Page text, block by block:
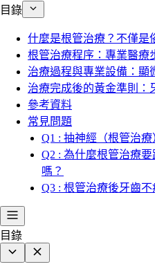
目錄
什麼是根管治療？不僅是
根管治療程序：專業醫療
治療過程與專業設備：顯
治療完成後的黃金準則：
參考資料
常見問題
Q1 : 抽神經（根管治療
Q2 : 為什麼根管治療
嗎？
Q3 : 根管治療後牙齒
目錄